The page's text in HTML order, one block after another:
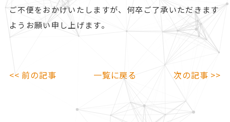
ご不便をおかけいたしますが、何卒ご了承いただきます
ようお願い申し上げます。
<< 前の記事 一覧に戻る 次の記事 >>